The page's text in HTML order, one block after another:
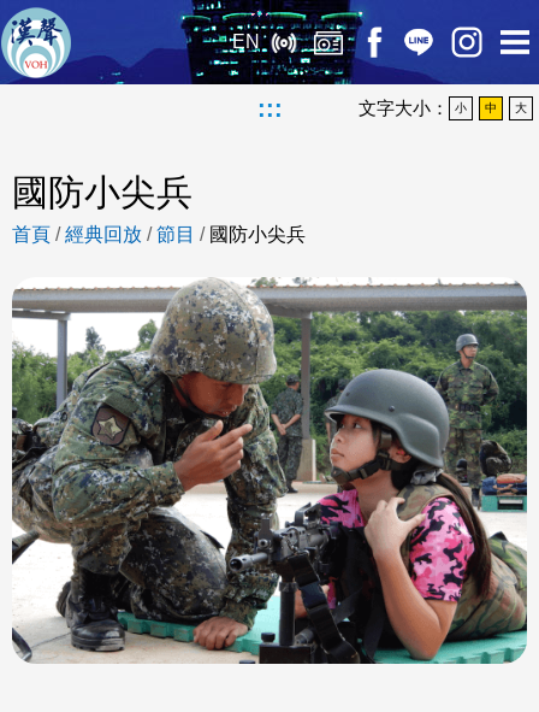
EN
::: 文字大小： 小 中 大
國防小尖兵
首頁 /經典回放 /節目 / 國防小尖兵